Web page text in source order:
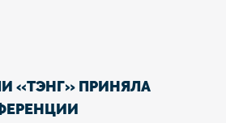
«ТЭНГ» ПРИНЯЛА